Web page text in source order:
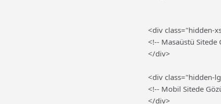
<div class="hidden-
<!-- Masaüstü Sitede
</div>
<div class="hidden-
<!-- Mobil Sitede
</div>